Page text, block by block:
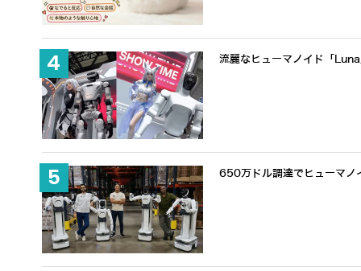
流麗なヒューマノイド「
650万ドル調達でヒューマノ